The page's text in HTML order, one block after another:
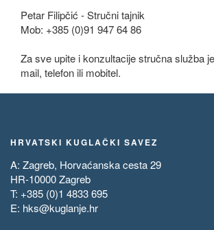
Petar Filipčić - Stručni tajnik
Mob: +385 (0)91 947 64 86
Za sve upite i konzultacije stručna služba
mail, telefon ili mobitel.
HRVATSKI KUGLAČKI SAVEZ
A: Zagreb, Horvaćanska cesta 29
HR-10000 Zagreb
T: +385 (0)1 4833 695
E: hks@kuglanje.hr